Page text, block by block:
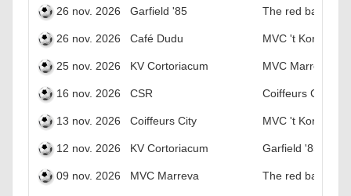
26 nov. 2026 Garfield '85 The red bastards
26 nov. 2026 Café Dudu MVC 't
25 nov. 2026 KV Cortoriacum MVC Marreva
16 nov. 2026 CSR Coiffeurs City
13 nov. 2026 Coiffeurs City MVC 't
12 nov. 2026 KV Cortoriacum Garfield '85
09 nov. 2026 MVC Marreva The red bastards